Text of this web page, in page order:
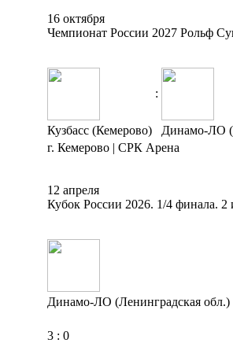
16 октября
Чемпионат России 2027 Рольф
:
Кузбасс (Кемерово)
Динамо-ЛО
г. Кемерово | СРК Арена
12 апреля
Кубок России 2026. 1/4 финала. 2
Динамо-ЛО (Ленинградская обл.)
3 : 0